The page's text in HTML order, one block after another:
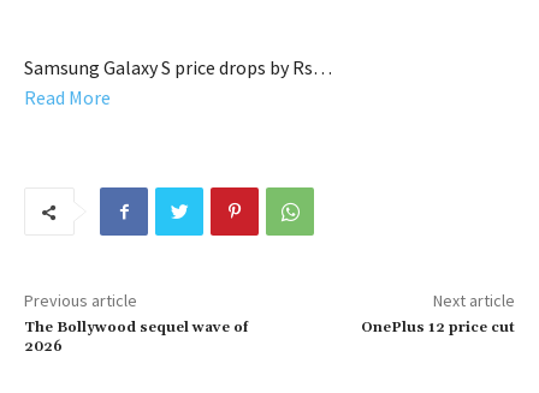
Samsung Galaxy S price drops by Rs…
Read More
Previous article
The Bollywood sequel wave of
2026
Next article
OnePlus 12 price cut